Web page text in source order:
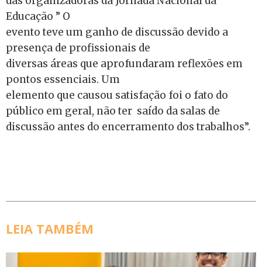
Educação ” O
evento teve um ganho de discussão devido a
presença de profissionais de
diversas áreas que aprofundaram reflexões em
pontos essenciais. Um
elemento que causou satisfação foi o fato do
público em geral, não ter saído da salas de
discussão antes do encerramento dos trabalhos”.
LEIA TAMBÉM